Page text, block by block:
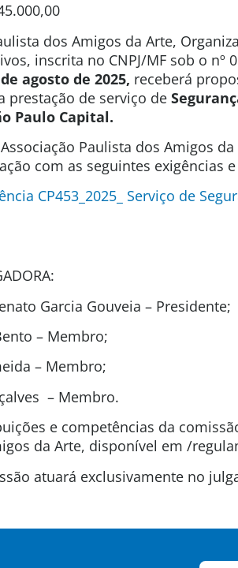
dos Amigos da Arte,
inscrita no CNPJ/MF sob o nº
agosto de 2025, receberá
prestação de serviço de
Paulo Capital.
Paulista dos Amigos
com as seguintes exigências
CP453_2025_ Serviço de
Garcia Gouveia – Presidente;
– Membro;
– Membro;
– Membro.
e competências da
da Arte, disponível em /
atuará exclusivamente no